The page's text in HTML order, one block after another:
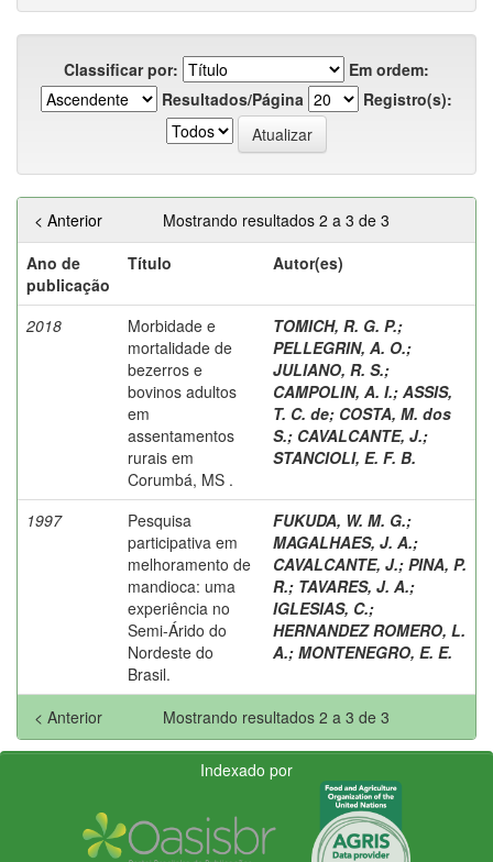
Classificar por:
Em ordem:
Resultados/Página
Registro(s):
Mostrando resultados 2 a 3 de 3
< Anterior
Ano de
publicação
Título Autor(es)
2018
Morbidade e
mortalidade de
bezerros e
bovinos adultos
em
assentamentos
rurais em
Corumbá, MS .
TOMICH, R. G. P.;
PELLEGRIN, A. O.;
JULIANO, R. S.;
CAMPOLIN, A. I.; ASSIS,
T. C. de; COSTA, M. dos
S.; CAVALCANTE, J.;
STANCIOLI, E. F. B.
1997
Pesquisa
participativa em
melhoramento de
mandioca: uma
experiência no
Semi-Árido do
Nordeste do
Brasil.
FUKUDA, W. M. G.;
MAGALHAES, J. A.;
CAVALCANTE, J.; PINA, P.
R.; TAVARES, J. A.;
IGLESIAS, C.;
HERNANDEZ ROMERO, L.
A.; MONTENEGRO, E. E.
Mostrando resultados 2 a 3 de 3
< Anterior
Indexado por